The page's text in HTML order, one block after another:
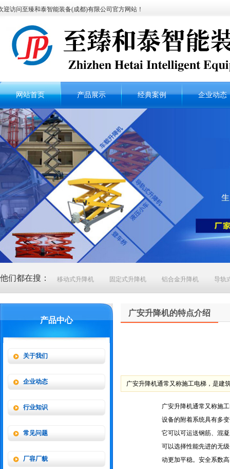
迎访问至臻和泰智能装备(成都)有限公司官方网站！
网站首页 产品展示 经典案例 企业动态
他们都在搜： 移动式升降机 固定式升降机 铝合金升降机 导轨
产品中心
关于我们
企业动态
行业知识
常见问题
厂容厂貌
广安升降机的特点介绍
广安升降机通常又称施工电梯，是建
广安升降机通常又称施
设备的附着系统具有多
它可以可运送钢筋、混
可以选择性能先进的无
动更加平稳。安全系数